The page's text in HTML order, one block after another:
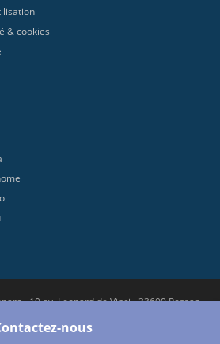
nous
& cookies
- 10 av. Leonard de Vinci - 33600 Pessac.
No.